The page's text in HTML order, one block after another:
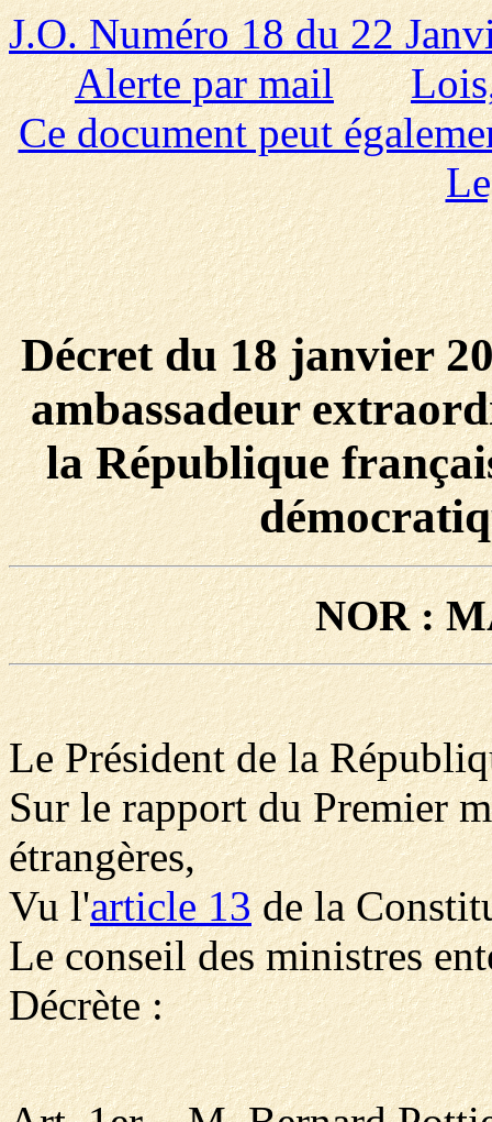
J.O. Numéro 18 du 22
Alerte par mail
Ce document peut
Décret du 18 janvier
ambassadeur
la République
NOR :
Le Président de la
Sur le rapport du Premier
étrangères,
Vu l'article 13de la
Le conseil des ministres
Décrète :